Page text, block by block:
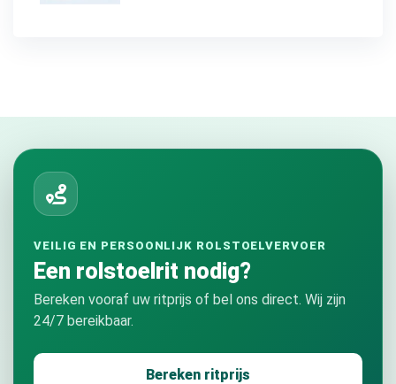
VEILIG EN PERSOONLIJK ROLSTOELVERVOER
Een rolstoelrit nodig?
Bereken vooraf uw ritprijs of bel ons direct. Wij zijn
24/7 bereikbaar.
Bereken ritprijs